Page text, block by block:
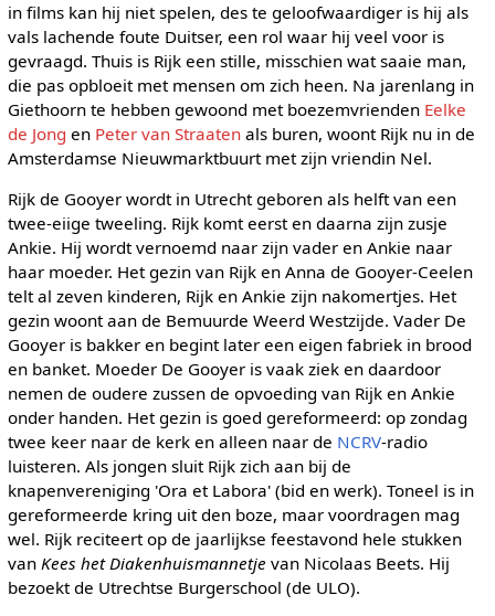
in films kan hij niet spelen, des te geloofwaardiger is hij als
vals lachende foute Duitser, een rol waar hij veel voor is
gevraagd. Thuis is Rijk een stille, misschien wat saaie man,
die pas opbloeit met mensen om zich heen. Na jarenlang in
Giethoorn te hebben gewoond met boezemvrienden Eelke
de Jong en Peter van Straatenals buren, woont Rijk nu in de
Amsterdamse Nieuwmarktbuurt met zijn vriendin Nel.
Rijk de Gooyer wordt in Utrecht geboren als helft van een
twee-eiige tweeling. Rijk komt eerst en daarna zijn zusje
Ankie. Hij wordt vernoemd naar zijn vader en Ankie naar
haar moeder. Het gezin van Rijk en Anna de Gooyer-Ceelen
telt al zeven kinderen, Rijk en Ankie zijn nakomertjes. Het
gezin woont aan de Bemuurde Weerd Westzijde. Vader De
Gooyer is bakker en begint later een eigen fabriek in brood
en banket. Moeder De Gooyer is vaak ziek en daardoor
nemen de oudere zussen de opvoeding van Rijk en Ankie
onder handen. Het gezin is goed gereformeerd: op zondag
twee keer naar de kerk en alleen naar de NCRV-radio
luisteren. Als jongen sluit Rijk zich aan bij de
knapenvereniging 'Ora et Labora' (bid en werk). Toneel is in
gereformeerde kring uit den boze, maar voordragen mag
wel. Rijk reciteert op de jaarlijkse feestavond hele stukken
van Kees het Diakenhuismannetje van Nicolaas Beets. Hij
bezoekt de Utrechtse Burgerschool (de ULO).